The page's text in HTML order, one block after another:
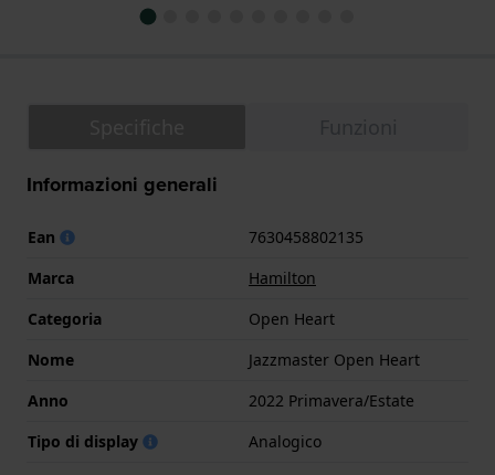
Informazioni generali
Ean
7630458802135
Marca
Hamilton
Categoria
Open Heart
Nome
Jazzmaster Open Heart
Anno
2022 Primavera/Estate
Tipo di display
Analogico